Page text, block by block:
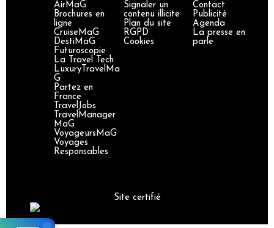
AirMaG
Brochures en
ligne
CruiseMaG
DestiMaG
Futuroscopie
La Travel Tech
LuxuryTravelMa
G
Partez en
France
TravelJobs
TravelManager
MaG
VoyageursMaG
Voyages
Responsables
Signaler un
contenu illicite
Plan du site
RGPD
Cookies
Contact
Publicité
Agenda
La presse en
parle
Site certifié